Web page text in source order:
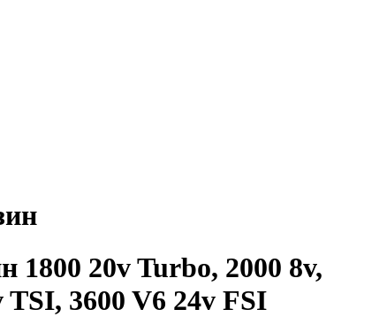
20v Turbo, 2000 8v,
TSI, 3600 V6 24v FSI